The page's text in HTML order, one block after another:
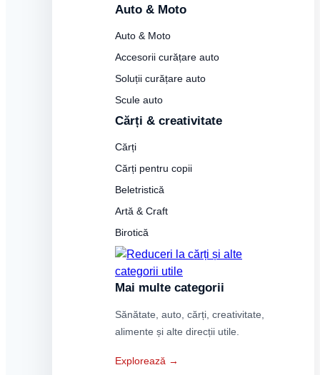
Auto & Moto
Auto & Moto
Accesorii curățare auto
Soluții curățare auto
Scule auto
Cărți & creativitate
Cărți
Cărți pentru copii
Beletristică
Artă & Craft
Birotică
Mai multe categorii
Sănătate, auto, cărți, creativitate,
alimente și alte direcții utile.
Explorează →